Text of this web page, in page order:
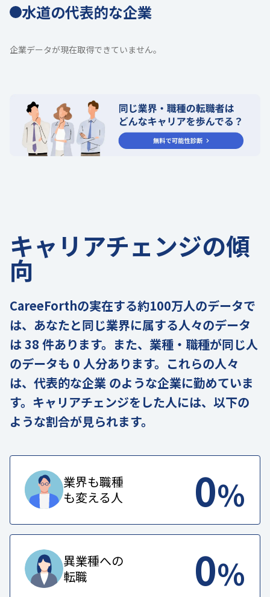
水道の代表的な企業
企業データが現在取得できていません。
キャリアチェンジの傾
向
CareeForthの実在する約100万人のデータで
は、あなたと同じ業界に属する人々のデータ
は 38 件あります。また、業種・職種が同じ人
のデータも 0 人分あります。これらの人々
は、代表的な企業 のような企業に勤めていま
す。キャリアチェンジをした人には、以下の
ような割合が見られます。
業界も職種
も変える人
0%
異業種への
転職
0%